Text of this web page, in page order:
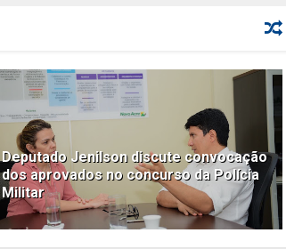
Deputado Jenilson discute convocação
dos aprovados no concurso da Polícia
Militar